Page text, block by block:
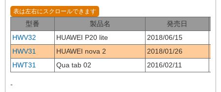
型番 製品名 発売日
HWV32
HUAWEI P20 lite 2018/06/15
HWV31
HUAWEI nova 2 2018/01/26
HWT31
Qua tab 02 2016/02/11
-